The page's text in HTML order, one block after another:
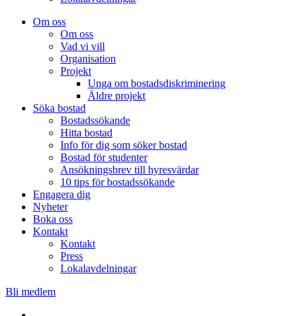
Om oss
Om oss
Vad vi vill
Organisation
Projekt
Unga om bostadsdiskriminering
Äldre projekt
Söka bostad
Bostadssökande
Hitta bostad
Info för dig som söker bostad
Bostad för studenter
Ansökningsbrev till hyresvärdar
10 tips för bostadssökande
Engagera dig
Nyheter
Boka oss
Kontakt
Kontakt
Press
Lokalavdelningar
Bli medlem